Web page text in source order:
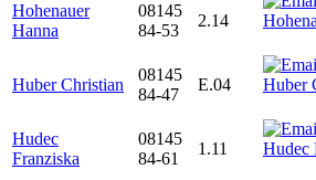
Hohenauer
Hanna
08145
84-53
2.14
Huber Christian
08145
84-47
E.04
Hudec
Franziska
08145
84-61
1.11